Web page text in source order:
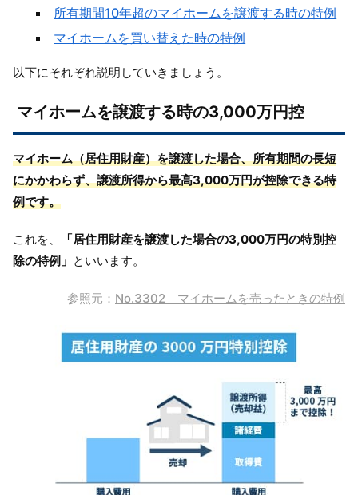
所有期間10年超のマイホームを譲渡する時の特例
マイホームを買い替えた時の特例
以下にそれぞれ説明していきましょう。
マイホームを譲渡する時の3,000万円控
マイホーム（居住用財産）を譲渡した場合、所有期間の長短
にかかわらず、譲渡所得から最高3,000万円が控除できる特
例です。
これを、
「居住用財産を譲渡した場合の3,000万円の特別控
除の特例」 といいます。
参照元： No.3302 マイホームを売ったときの特例